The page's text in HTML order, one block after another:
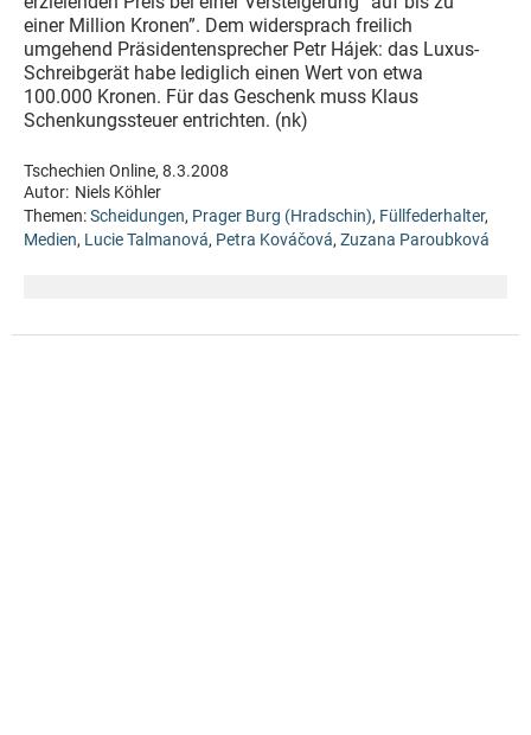
einer Million Kronen”. Dem widersprach freilich
umgehend Präsidentensprecher Petr Hájek: das Luxus-
Schreibgerät habe lediglich einen Wert von etwa
100.000 Kronen. Für das Geschenk muss Klaus
Schenkungssteuer entrichten. (nk)
Tschechien Online, 8.3.2008
Autor: Niels Köhler
Themen:Scheidungen, Prager Burg (Hradschin), Füllfederhalter,
Medien, Lucie Talmanová, Petra Kováčová, Zuzana Paroubková